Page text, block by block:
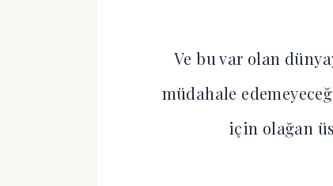
Ve bu var olan
müdahale
için olağan